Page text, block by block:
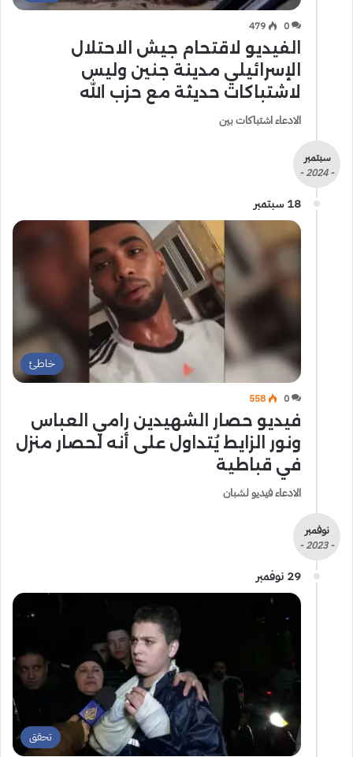
0
479
الفيديو لاقتحام جيش الاحتلال
الإسرائيلي مدينة جنين وليس
لاشتباكات حديثة مع حزب الله
الادعاء اشتباكات بين
سبتمبر
- 2024 -
18 سبتمبر
خاطئ
0
558
فيديو حصار الشهيدين رامي العباس
ونور الزايط يُتداول على أنه لحصار منزل
في قباطية
الادعاء فيديو لشبان
نوفمبر
- 2023 -
29 نوفمبر
تحقق